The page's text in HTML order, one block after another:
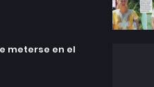
meterse en el